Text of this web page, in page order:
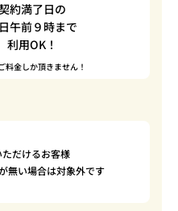
約満了日の
午前９時まで
利用OK！
金しか頂きません！
だけるお客様
無い場合は対象外です